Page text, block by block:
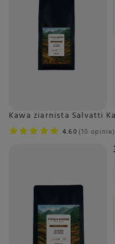
Kawa ziarnista Salvatti
4.60 10 opinie